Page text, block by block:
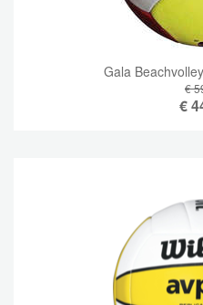
Gala
€
€